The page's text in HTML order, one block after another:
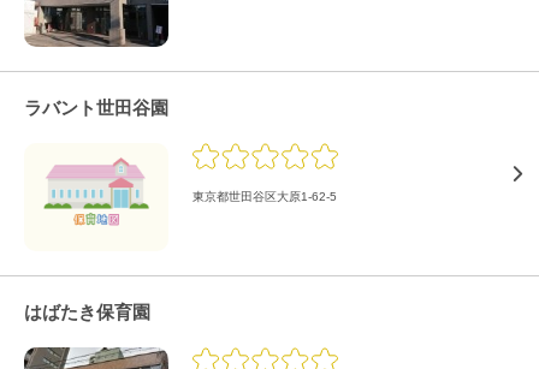
ラバント世田谷園
東京都世田谷区大原1-62-5
はばたき保育園